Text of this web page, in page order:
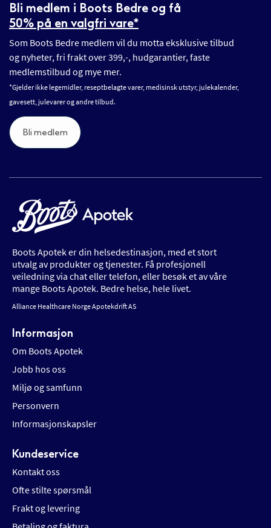
Bli medlem i Boots Bedre og få
50% på en valgfri vare*
Som Boots Bedre medlem vil du motta eksklusive tilbud
og nyheter, fri frakt over 399,-, hudgarantier, faste
medlemstilbud og mye mer.
*Gjelder ikke legemidler, reseptbelagte varer, medisinsk utstyr, julekalender,
gavesett, julevarer og andre tilbud.
Bli medlem
Boots Apotek er din helsedestinasjon, med et stort
utvalg av produkter og tjenester. Få profesjonell
veiledning via chat eller telefon, eller besøk et av våre
mange Boots Apotek. Bedre helse, hele livet.
Alliance Healthcare Norge Apotekdrift AS
Informasjon
Om Boots Apotek
Jobb hos oss
Miljø og samfunn
Personvern
Informasjonskapsler
Kundeservice
Kontakt oss
Ofte stilte spørsmål
Frakt og levering